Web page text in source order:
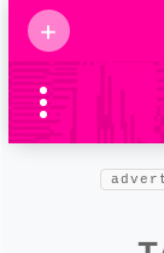
+
2025
Marcas
Foro